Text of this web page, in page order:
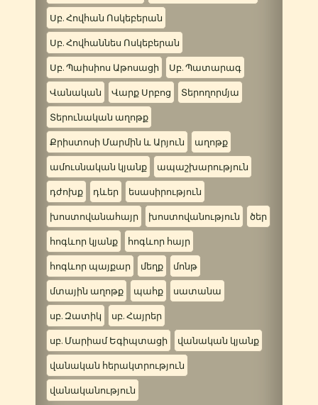
Սբ. Հովհան Ոսկեբերան
Սբ. Հովհաննես Ոսկեբերան
Սբ. Պաիսիոս Աթոսացի Սբ. Պատարագ
Վանական Վարք Սրբոց Տերողորմյա
Տերունական աղոթք
Քրիստոսի Մարմին և Արյուն աղոթք
ամուսնական կյանք ապաշխարություն
դժոխք դևեր եսասիրություն
խոստովանահայր խոստովանություն ծեր
հոգևոր կյանք հոգևոր հայր
հոգևոր պայքար մեղք մոնթ
մտային աղոթք պահք սատանա
սբ. Զատիկ սբ. Հայրեր
սբ. Մարիամ Եգիպտացի վանական կյանք
վանական հերակտրություն
վանականություն